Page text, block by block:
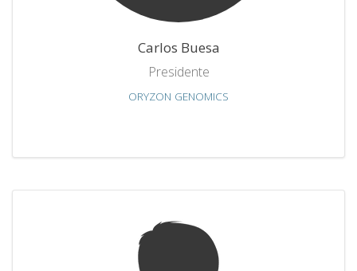
Carlos Buesa
Presidente
ORYZON GENOMICS